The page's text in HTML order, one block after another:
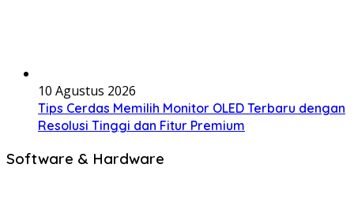
10 Agustus 2026
Tips Cerdas Memilih Monitor OLED Terbaru dengan
Resolusi Tinggi dan Fitur Premium
Software & Hardware